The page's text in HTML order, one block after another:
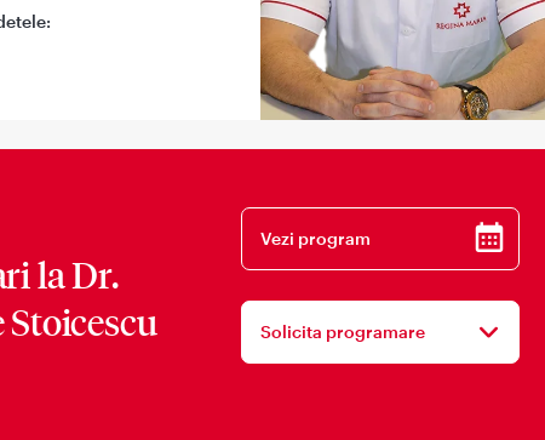
laDr.
Vezi program
Solicita programare